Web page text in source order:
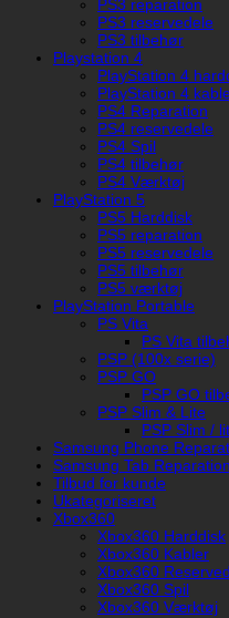
PS3 reparation
PS3 reservedele
PS3 tilbehør
Playstation 4
PlayStation 4
PlayStation 4
PS4 Reparation
PS4 reservedele
PS4 Spil
PS4 tilbehør
PS4 Værktøj
PlayStation 5
PS5 Harddisk
PS5 reparation
PS5 reservedele
PS5 tilbehør
PS5 værktøj
PlayStation Portable
PS Vita
PS Vita
PSP (100x serie)
PSP GO
PSP GO
PSP Slim & Lite
PSP Slim /
Samsung Phone
Samsung Tab Reparation
Tilbud for kunde
Ukategoriseret
Xbox360
Xbox360 Harddisk
Xbox360 Kabler
Xbox360
Xbox360 Spil
Xbox360 Værktøj